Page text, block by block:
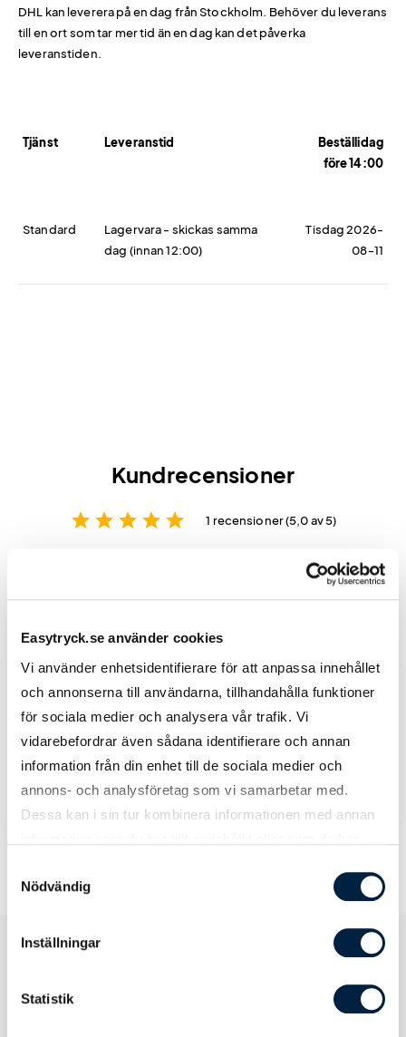
Easytryck.se använder cookies
Vi använder enhetsidentifierare för att anpassa innehållet
och annonserna till användarna, tillhandahålla funktioner
för sociala medier och analysera vår trafik. Vi
vidarebefordrar även sådana identifierare och annan
information från din enhet till de sociala medier och
annons- och analysföretag som vi samarbetar med.
Dessa kan i sin tur kombinera informationen med annan
Nödvändig
Inställningar
Statistik
DHL kan leverera på en dag från Stockholm. Behöver du leverans
till en ort som tar mer tid än en dag kan det påverka
leveranstiden.
Tjänst Leveranstid
Beställidag
före 14:00
Standard
Lagervara - skickas samma
dag (innan 12:00)
Tisdag 2026-
08-11
Kundrecensioner
star star star star star 1 recensioner (5,0 av 5)
Skriv en recension
starstarstar starstar
Simone E.
Otroligt serviceminded. Jag hade ett brådskande
ärende som säljaren Easytryck löste exeptionellt bra.